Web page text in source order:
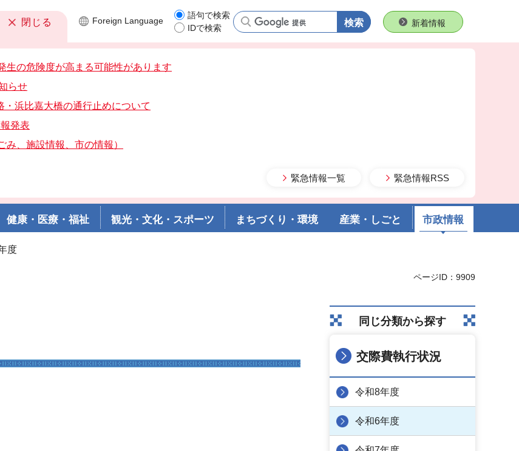
閉じる
生の危険度が高まる可能性があります
らせ
・浜比嘉大橋の通行止めについて
発表
み、施設情報、市の情報）
緊急情報一覧 緊急情報RSS
Foreign Language
語句で検索
IDで検索
語句で検索新着情報
健康・医療・福祉 観光・文化・スポーツ まちづくり・環境 産業・しごと 市政情報
度
ページID：9909
同じ分類から探す
交際費執行状況
令和8年度
令和6年度